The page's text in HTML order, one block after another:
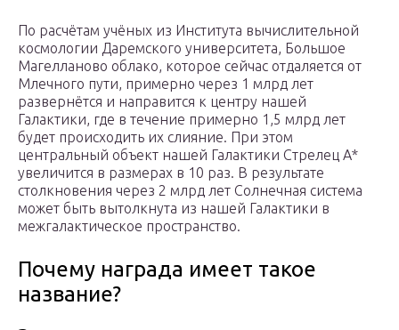
По расчётам учёных из Института вычислительной
космологии Даремского университета, Большое
Магелланово облако, которое сейчас отдаляется от
Млечного пути, примерно через 1 млрд лет
развернётся и направится к центру нашей
Галактики, где в течение примерно 1,5 млрд лет
будет происходить их слияние. При этом
центральный объект нашей Галактики Стрелец А*
увеличится в размерах в 10 раз. В результате
столкновения через 2 млрд лет Солнечная система
может быть вытолкнута из нашей Галактики в
межгалактическое пространство.
Почему награда имеет такое
название?